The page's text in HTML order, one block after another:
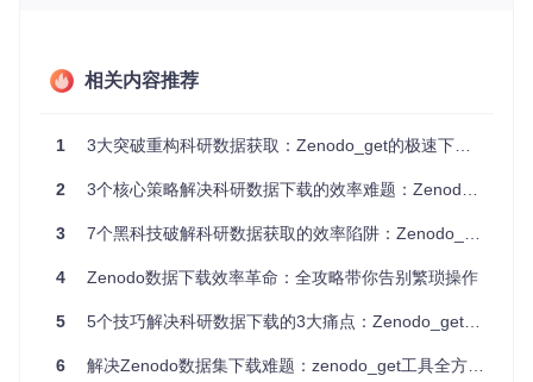
65%
脑部扫描数据集时，传统下载工具往往在传输过程中因网络波
味着90%的完成进度也需从零开始。某三甲医院放射科的统计
1.2 海量文件的"筛选迷宫"
困境数据卡
金融领域：量化研究者平均花费2.3小时/周从混合数据集中
相关内容推荐
1 3大突破重构科研数据获取：Zenodo_get的极速下载解决方案
2 3个核心策略解决科研数据下载的效率难题：Zenodo_get实战指南
3 7个黑科技破解科研数据获取的效率陷阱：Zenodo_get全维度提速指南
4 Zenodo数据下载效率革命：全攻略带你告别繁琐操作
5 5个技巧解决科研数据下载的3大痛点：Zenodo_get工具实战指南
6 解决Zenodo数据集下载难题：zenodo_get工具全方位应用指南